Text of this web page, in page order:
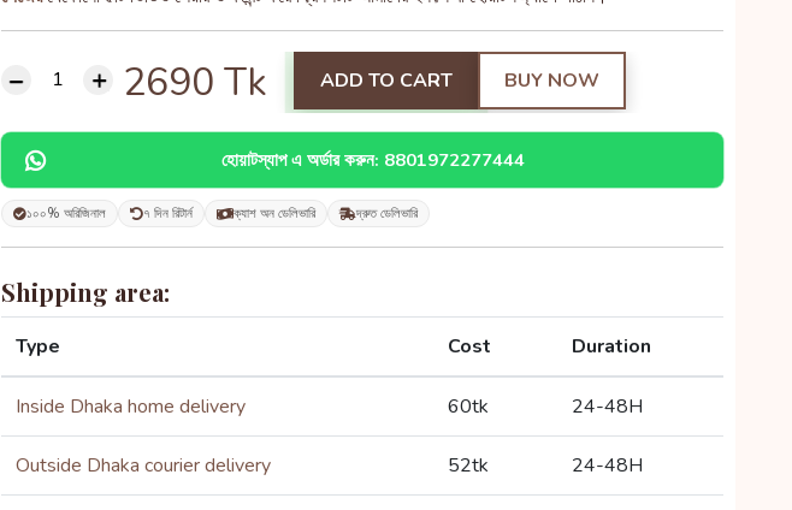
2690 Tk ADD TO CART BUY NOW
হোয়াটস্যাপ এ অর্ডার করুন: 8801972277444
১০০% অরিজিনাল ৭ দিন রিটার্ন ক্যাশ অন ডেলিভারি দ্রুত ডেলিভারি
Shipping area:
Type Cost Duration
Inside Dhaka home delivery 60tk 24-48H
Outside Dhaka courier delivery 52tk 24-48H